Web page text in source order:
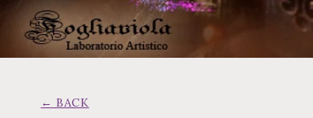
← BACK